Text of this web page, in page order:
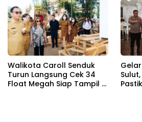
Walikota Caroll Senduk
Turun Langsung Cek 34
Float Megah Siap Tampil di